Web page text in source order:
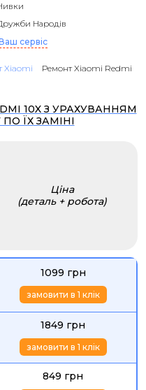
Народів
сервіс
Xiaomi
Ремонт Xiaomi Redmi
10X З УРАХУВАННЯМ
ЇХ ЗАМІНІ
Ціна
(деталь + робота)
1099 грн
замовити в 1 клік
1849 грн
замовити в 1 клік
849 грн